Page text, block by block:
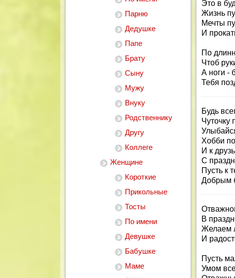
Парню
Дедушке
Папе
Брату
Сыну
Мужу
Внуку
Родственнику
Другу
Коллеге
Женщине
Короткие
Прикольные
Тосты
По имени
Девушке
Бабушке
Маме
Это в
Жизнь
Мечты
И
По
Чтоб
А ноги -
Тебя
Будь
Хобби
И к
С
Пусть к
Добрым
В
Желаем
И
Пусть
Умом